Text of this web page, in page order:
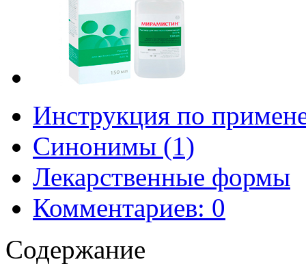
Инструкция по
Синонимы (1)
Лекарственные формы
Комментариев: 0
Содержание